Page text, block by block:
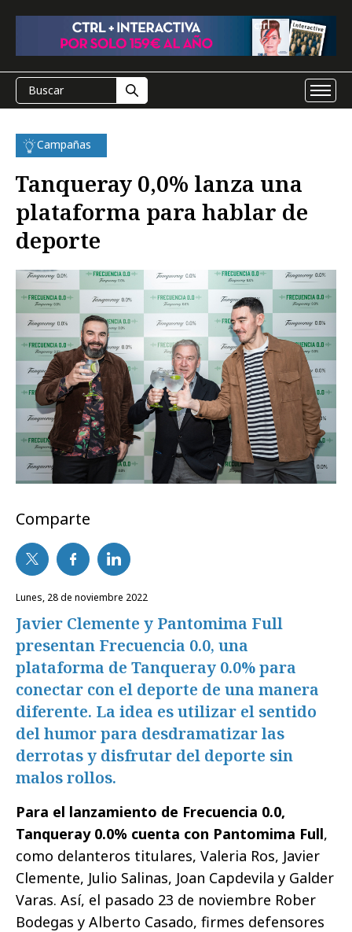
Campañas
Tanqueray 0,0% lanza una
plataforma para hablar de
deporte
Comparte
lunes, 28 de noviembre 2022
Javier Clemente y Pantomima Full
presentan Frecuencia 0.0, una
plataforma de Tanqueray 0.0% para
conectar con el deporte de una manera
diferente. La idea es utilizar el sentido
del humor para desdramatizar las
derrotas y disfrutar del deporte sin
malos rollos.
Para el lanzamiento de Frecuencia 0.0,
Tanqueray 0.0% cuenta con Pantomima Full,
como delanteros titulares, Valeria Ros, Javier
Clemente, Julio Salinas, Joan Capdevila y Galder
Varas. Así, el pasado 23 de noviembre Rober
Bodegas y Alberto Casado, firmes defensores